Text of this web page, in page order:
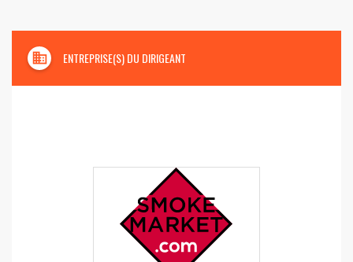
domain ENTREPRISE(S) DU DIRIGEANT